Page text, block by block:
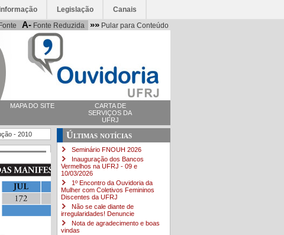
Legislação Canais
A- Fonte Reduzida »» Pular para Conteúdo
MAPA DO SITE
CARTA DE
SERVIÇOS DA
UFRJ
- 2010 Últimas notícias
Seminário FNOUH 2026
Inauguração dos Bancos
Vermelhos na UFRJ - 09 e
10/03/2026
1º Encontro da Ouvidoria da
Mulher com Coletivos Femininos
Discentes da UFRJ
Não se cale diante de
irregularidades! Denuncie
Nota de agradecimento e boas
vindas